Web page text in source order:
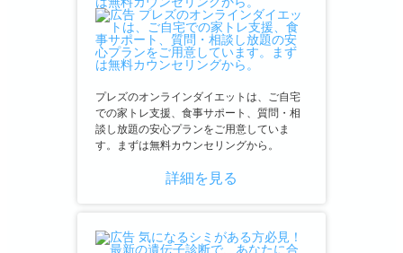
プレズのオンラインダイエットは、ご自宅
での家トレ支援、食事サポート、質問・相
談し放題の安心プランをご用意していま
す。まずは無料カウンセリングから。
詳細を見る